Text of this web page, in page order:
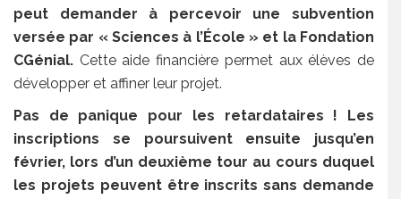
peut demander à percevoir une subvention
versée par « Sciences à l’École » et la Fondation
CGénial. Cette aide financière permet aux élèves de
développer et affiner leur projet.
Pas de panique pour les retardataires ! Les
inscriptions se poursuivent ensuite jusqu’en
février, lors d’un deuxième tour au cours duquel
les projets peuvent être inscrits sans demande